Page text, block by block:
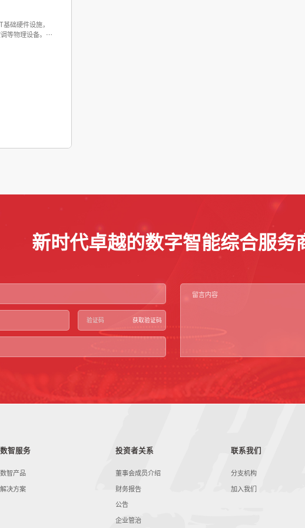
础硬件设施，
等物理设备。一
新时代卓越的数字智能综合服务
获取验证码
数智服务
数智产品
解决方案
投资者关系
董事会成员介绍
财务报告
公告
企业管治
联系我们
分支机构
加入我们